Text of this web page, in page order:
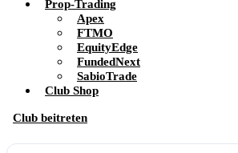
Prop-Trading
Apex
FTMO
EquityEdge
FundedNext
SabioTrade
Club Shop
Club beitreten